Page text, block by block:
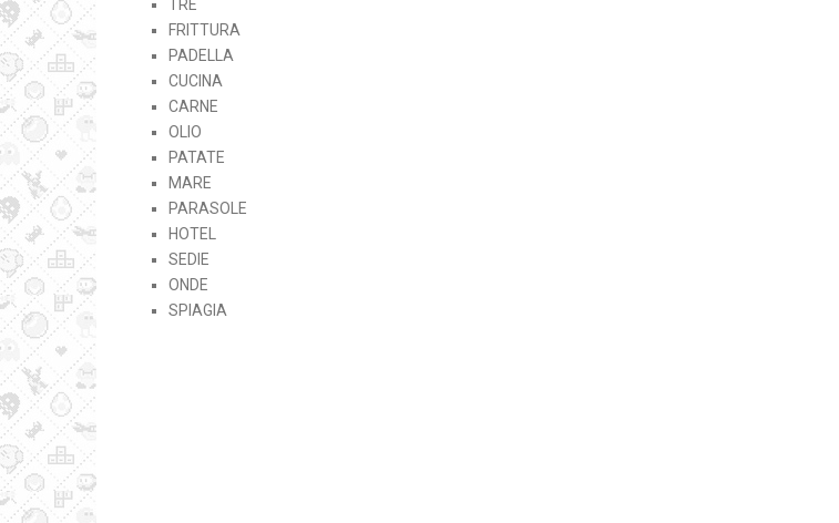
TRE
FRITTURA
PADELLA
CUCINA
CARNE
OLIO
PATATE
MARE
PARASOLE
HOTEL
SEDIE
ONDE
SPIAGIA